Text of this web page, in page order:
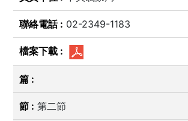
02-2349-1183
第二節